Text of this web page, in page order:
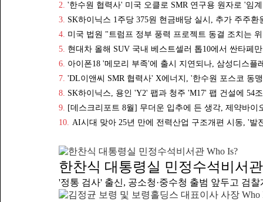
세부 내용
(Careers)'
형이 진행
반도체 기
다.SK에코
재와 성장
미래 성장
2. '한수원 협력사' 미국 오클로 SMR 연구용 원자로 '임
3. SK하이닉스 1주당 375원 현금배당 실시, 추가 주주환
4. 미국 법원 "트럼프 정부 풍력 프로젝트 동결 조치는
5. 현대차 올해 SUV 국내 베스트셀러 톱10에서 싼타페
6. 아이폰18 '메모리 부족'에 출시 지연되나, 삼성디스
7. 'DL이앤씨 SMR 협력사' X에너지, '한수원 포스코 동
8. SK하이닉스, 용인 'Y2' 팹과 청주 'M17' 팹 건설에 54
9. [데스크리포트 8월] 무더운 입추에 든 생각, 제약바이
10. AI시대 맞아 25년 만에 전력산업 구조개편 시동, '발
Who Is?
한찬식 대통령실 민정수석비서관
'정통 검사' 출신, 공소청·중수청 출범 앞두고 검
Who